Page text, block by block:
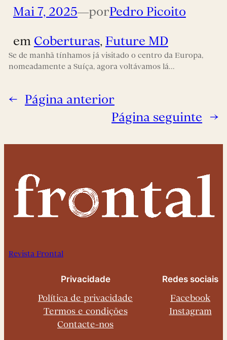
Mai 7, 2025—porPedro Picoito
em Coberturas, Future MD
Se de manhã tínhamos já visitado o centro da Europa,
nomeadamente a Suíça, agora voltávamos lá…
← Página anterior
Página seguinte →
Revista Frontal
Privacidade
Política de privacidade
Termos e condições
Contacte-nos
Redes sociais
Facebook
Instagram